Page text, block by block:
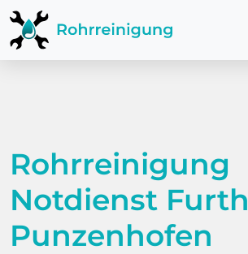
Rohrreinigung
Notdienst Furth
Punzenhofen